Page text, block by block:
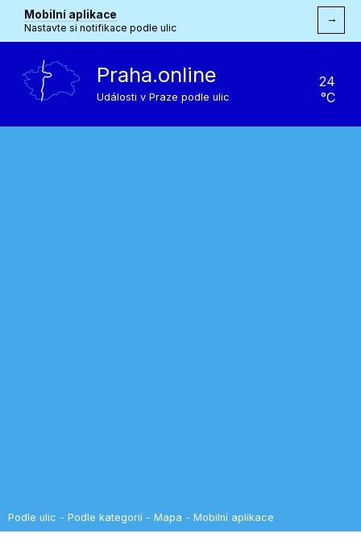
Mobilní aplikace
Nastavte si notifikace podle ulic
→
Praha.online
Události v Praze podle ulic
24
°C
Podle ulic - Podle kategorií - Mapa - Mobilní aplikace